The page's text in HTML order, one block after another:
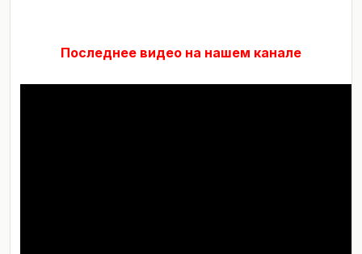
Последнее видео на нашем канале